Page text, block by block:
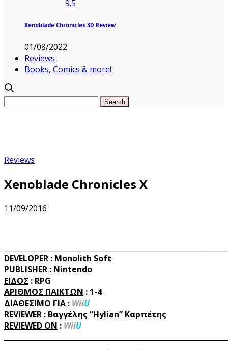
9.5
Xenoblade Chronicles 3D Review
01/08/2022
Reviews
Books, Comics & more!
Reviews
Xenoblade Chronicles X
11/09/2016
DEVELOPER : Monolith Soft
PUBLISHER : Nintendo
ΕΙΔΟΣ : RPG
ΑΡΙΘΜΟΣ ΠΑΙΚΤΩΝ : 1-4
ΔΙΑΘΕΣΙΜΟ ΓΙΑ : WiiU
REVIEWER : Βαγγέλης “Hylian” Καρπέτης
REVIEWED ON : WiiU